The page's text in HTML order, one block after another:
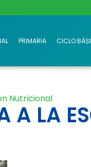
PRIMARIA CICLO
Nutricional
A LA